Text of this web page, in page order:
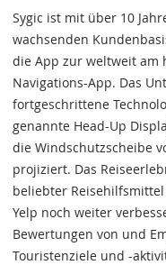
Sygic ist mit über 10
wachsenden
die App zur weltweit am
Navigations-App. Das
fortgeschrittene
genannte Head-Up
die Windschutzscheibe
projiziert. Das
beliebter
Yelp noch weiter
Bewertungen von und
Touristenziele und -